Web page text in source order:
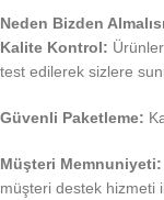
Neden Bizden
Kalite Kontrol:
test edilerek sizlere
Güvenli Paketleme:
Müşteri Memnuniyeti:
müşteri destek hizmeti